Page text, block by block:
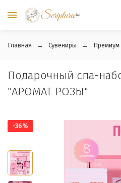
Главная Сувениры Премиум
Подарочный спа-
"АРОМАТ РОЗЫ"
-36%